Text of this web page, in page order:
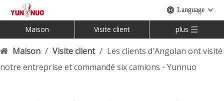
Language
Maison Visite client plus
Maison / Visite client / Les clients d'Angolan ont visité
notre entreprise et commandé six camions - Yunnuo